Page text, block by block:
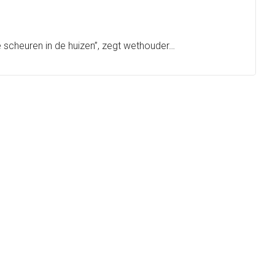
in de huizen”, zegt wethouder…